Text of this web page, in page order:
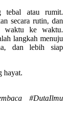
tebal atau rumit.
secara rutin, dan
waktu ke waktu.
langkah menuju
dan lebih siap
hayat.
#DutaIlmu